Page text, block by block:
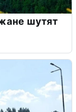
шутят